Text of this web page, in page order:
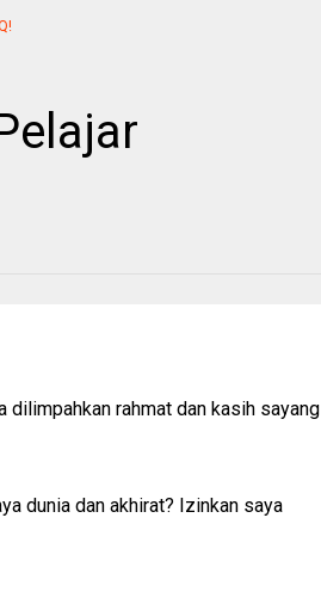
dilimpahkan rahmat dan kasih sayang
dunia dan akhirat? Izinkan saya